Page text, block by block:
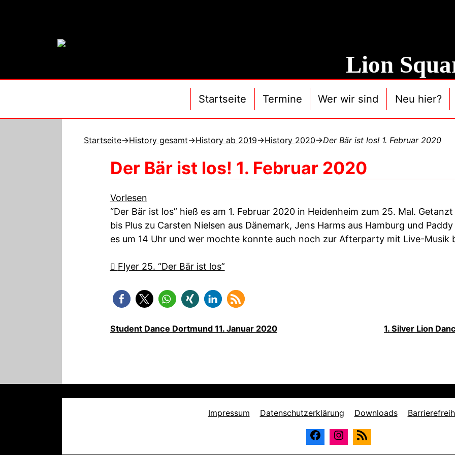
Lion
Startseite Termine Wer wir sind Neu hier?
Startseite→History gesamt→History ab 2019→History 2020→Der Bär ist los! 1. Februar 2020
Der Bär ist los! 1. Februar 2020
Vorlesen
“Der Bär ist los” hieß es am 1. Februar 2020 in Heidenheim zum 25. Mal.
bis Plus zu Carsten Nielsen aus Dänemark, Jens Harms aus Hamburg und Paddy
es um 14 Uhr und wer mochte konnte auch noch zur Afterparty mit Live-Musik
Flyer 25. “Der Bär ist los”
Student Dance Dortmund 11. Januar 2020
1. Silver Lion
Impressum Datenschutzerklärung Downloads